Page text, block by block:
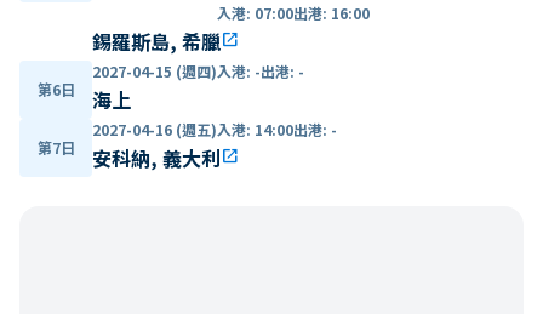
入港: 07:00出港: 16:00
錫羅斯島, 希臘open_in_new
第6日
2027-04-15 (週四)入港: -出港: -
海上
第7日
2027-04-16 (週五)入港: 14:00出港: -
安科納, 義大利open_in_new